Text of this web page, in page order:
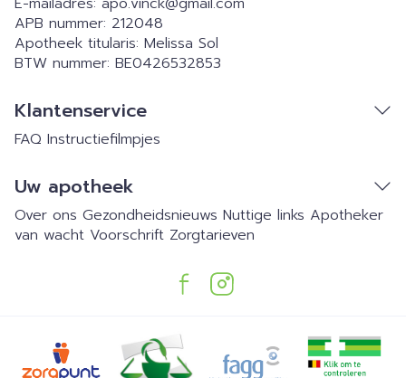
APB nummer: 212048
Apotheek titularis: Melissa Sol
BTW nummer: BE0426532853
Klantenservice
FAQ Instructiefilmpjes
Uw apotheek
Over ons Gezondheidsnieuws Nuttige links Apotheker
van wacht Voorschrift Zorgtarieven